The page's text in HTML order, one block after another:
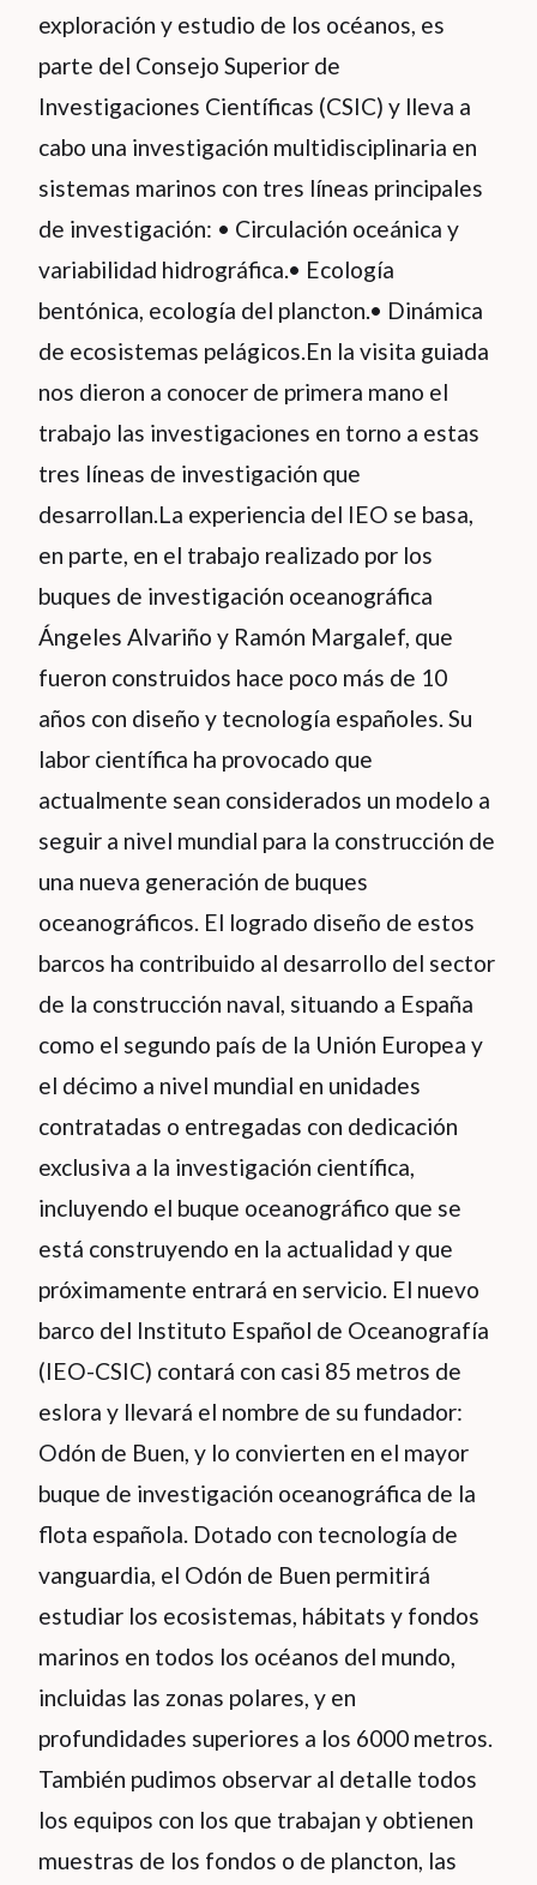
exploración y estudio de los océanos, es
parte del Consejo Superior de
Investigaciones Científicas (CSIC) y lleva a
cabo una investigación multidisciplinaria en
sistemas marinos con tres líneas principales
de investigación: • Circulación oceánica y
variabilidad hidrográfica.• Ecología
bentónica, ecología del plancton.• Dinámica
de ecosistemas pelágicos.En la visita guiada
nos dieron a conocer de primera mano el
trabajo las investigaciones en torno a estas
tres líneas de investigación que
desarrollan.La experiencia del IEO se basa,
en parte, en el trabajo realizado por los
buques de investigación oceanográfica
Ángeles Alvariño y Ramón Margalef, que
fueron construidos hace poco más de 10
años con diseño y tecnología españoles. Su
labor científica ha provocado que
actualmente sean considerados un modelo a
seguir a nivel mundial para la construcción de
una nueva generación de buques
oceanográficos. El logrado diseño de estos
barcos ha contribuido al desarrollo del sector
de la construcción naval, situando a España
como el segundo país de la Unión Europea y
el décimo a nivel mundial en unidades
contratadas o entregadas con dedicación
exclusiva a la investigación científica,
incluyendo el buque oceanográfico que se
está construyendo en la actualidad y que
próximamente entrará en servicio. El nuevo
barco del Instituto Español de Oceanografía
(IEO-CSIC) contará con casi 85 metros de
eslora y llevará el nombre de su fundador:
Odón de Buen, y lo convierten en el mayor
buque de investigación oceanográfica de la
flota española. Dotado con tecnología de
vanguardia, el Odón de Buen permitirá
estudiar los ecosistemas, hábitats y fondos
marinos en todos los océanos del mundo,
incluidas las zonas polares, y en
profundidades superiores a los 6000 metros.
También pudimos observar al detalle todos
los equipos con los que trabajan y obtienen
muestras de los fondos o de plancton, las